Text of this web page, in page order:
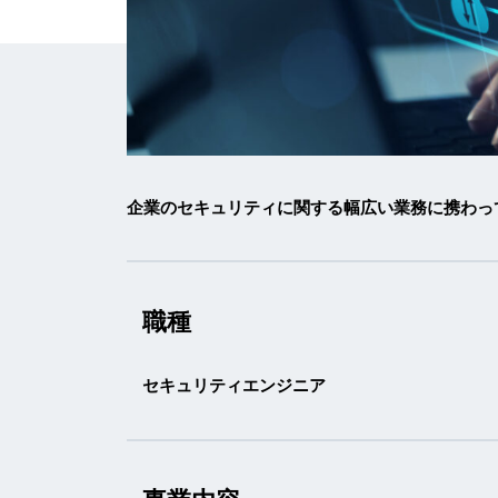
企業のセキュリティに関する幅広い業務に携わ
職種
セキュリティエンジニア